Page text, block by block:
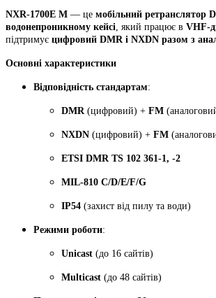
VHF
діапазону
кількість
NXR-1700E М — це мобільний ретранслятор
водонепроникному кейсі , який працює в VHF-
підтримує цифровий DMR і NXDN разом з
Основні характеристики
Відповідність стандартам:
DMR (цифровий) + FM
NXDN (цифровий) + FM
ETSI DMR TS 102 361-1, -2
MIL-810 C/D/E/F/G
IP54 (захист від пилу та води)
Режими роботи:
Unicast (до 16 сайтів)
Multicast (до 48 сайтів)